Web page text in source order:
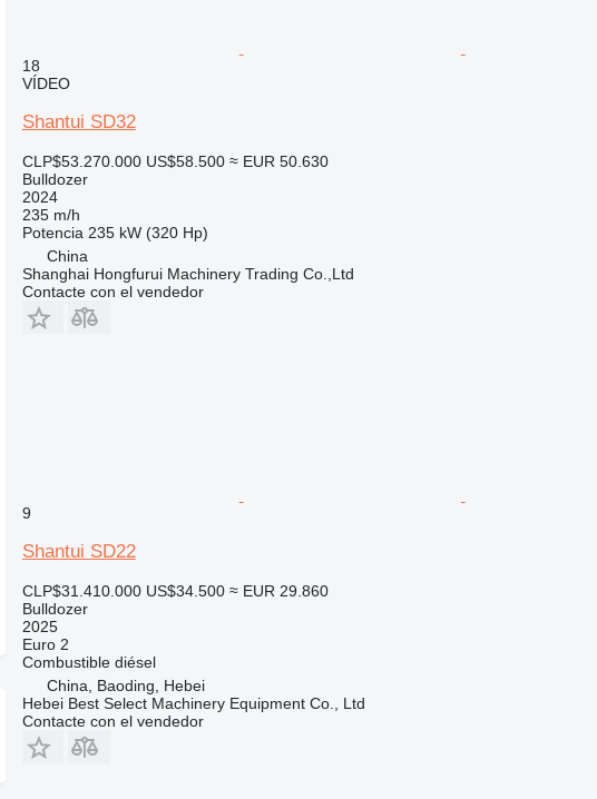
18
VÍDEO
Shantui SD32
CLP$53.270.000 US$58.500 ≈ EUR 50.630
Bulldozer
2024
235 m/h
Potencia 235 kW (320 Hp)
China
Shanghai Hongfurui Machinery Trading Co.,Ltd
Contacte con el vendedor
9
Shantui SD22
CLP$31.410.000 US$34.500 ≈ EUR 29.860
Bulldozer
2025
Euro 2
Combustible diésel
China, Baoding, Hebei
Hebei Best Select Machinery Equipment Co., Ltd
Contacte con el vendedor